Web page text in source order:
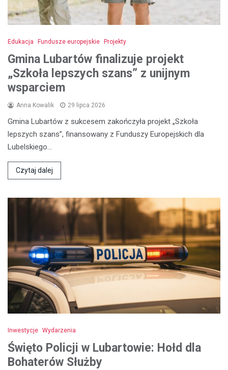
Edukacja Fundusze europejskie Projekty
Gmina Lubartów finalizuje projekt
„Szkoła lepszych szans” z unijnym
wsparciem
Anna Kowalik 29 lipca 2026
Gmina Lubartów z sukcesem zakończyła projekt „Szkoła
lepszych szans”, finansowany z Funduszy Europejskich dla
Lubelskiego…
Czytaj dalej
Inwestycje Wydarzenia
Święto Policji w Lubartowie: Hołd dla
Bohaterów Służby